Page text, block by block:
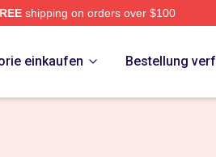
shipping on orders over $100
einkaufen Bestellung